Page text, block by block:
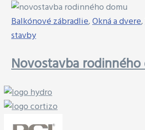
Balkónové zábradlie,Okná a dvere,
stavby
Novostavba